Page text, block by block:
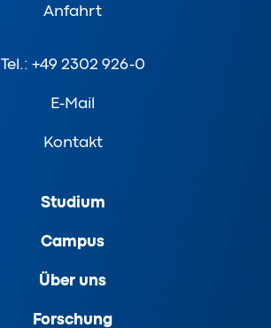
Anfahrt
Tel.: +49 2302 926-0
E-Mail
Kontakt
Studium
Campus
Über uns
Forschung